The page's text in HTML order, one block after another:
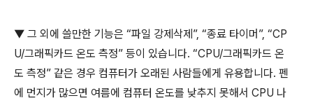
▼ 그 외에 쓸만한 기능은 “파일 강제삭제 ”, “종료 타이머 ”, “CP
U/그래픽카드 온도 측정” 등이 있습니다. “CPU/그래픽카드 온
도 측정” 같은 경우 컴퓨터가 오래된 사람들에게 유용합니다. 펜
에 먼지가 많으면 여름에 컴퓨터 온도를 낮추지 못해서 CPU 나